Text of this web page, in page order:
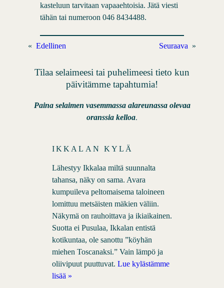
kasteluun tarvitaan vapaaehtoisia. Jätä viesti
tähän tai numeroon 046 8434488.
« Edellinen Seuraava »
Tilaa selaimeesi tai puhelimeesi tieto kun
päivitämme tapahtumia!
Paina selaimen vasemmassa alareunassa olevaa
oranssia kelloa.
IKKALAN KYLÄ
Lähestyy Ikkalaa miltä suunnalta
tahansa, näky on sama. Avara
kumpuileva peltomaisema taloineen
lomittuu metsäisten mäkien väliin.
Näkymä on rauhoittava ja ikiaikainen.
Suotta ei Pusulaa, Ikkalan entistä
kotikuntaa, ole sanottu ”köyhän
miehen Toscanaksi.” Vain lämpö ja
oliivipuut puuttuvat. Lue kylästämme
lisää »